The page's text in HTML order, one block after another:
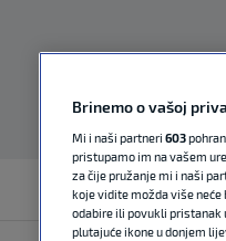
Brinemo o vašoj
Mi i naši partneri 603
pristupamo im na vašem
za čije pružanje mi i naši
koje vidite možda više
odabire ili povukli pristanak
plutajuće ikone u donjem